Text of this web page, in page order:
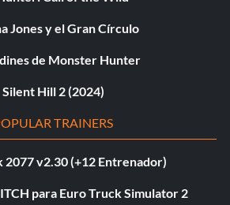
Jones y el Gran Círculo
de Monster Hunter
Silent Hill 2 (2024)
TRAINERS
2077 v2.30 (+12 Entrenador)
para Euro Truck Simulator 2